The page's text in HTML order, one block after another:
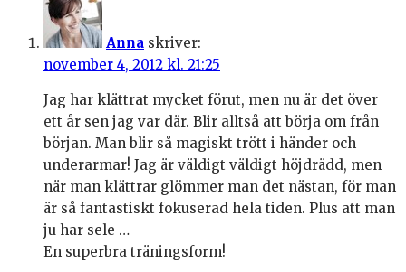
Anna skriver:
november 4, 2012 kl. 21:25
Jag har klättrat mycket förut, men nu är det över
ett år sen jag var där. Blir alltså att börja om från
början. Man blir så magiskt trött i händer och
underarmar! Jag är väldigt väldigt höjdrädd, men
när man klättrar glömmer man det nästan, för man
är så fantastiskt fokuserad hela tiden. Plus att man
ju har sele …
En superbra träningsform!